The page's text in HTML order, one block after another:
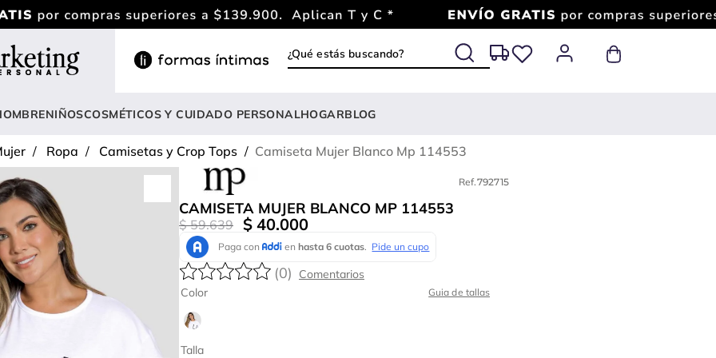
¿Qué estás buscando?
NIÑOSCOSMÉTICOS Y CUIDADO PERSONALHOGARBLOG
Ropa Camisetas y Crop Tops Camiseta Mujer Blanco Mp 114553
Ref.792715
CAMISETA MUJER BLANCO MP 114553
$ 59.639 $ 40.000
(0)
Talla
Color Guia de tallas
enterizo